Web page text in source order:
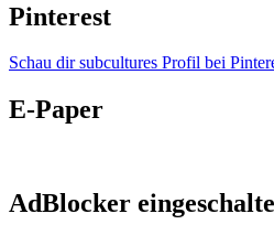
Pinterest
Schau dir subcultures Profil bei
E-Paper
AdBlocker